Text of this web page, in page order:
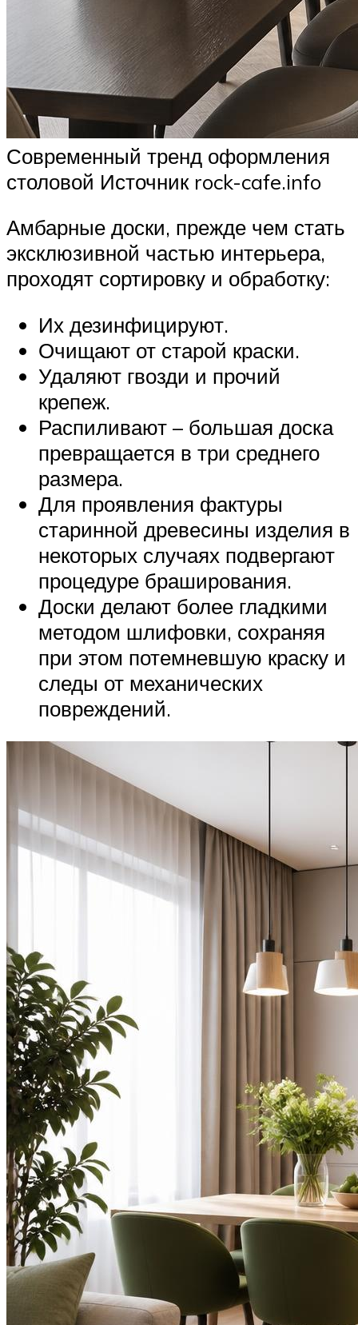
Современный тренд оформления
столовой Источник rock-cafe.info
Амбарные доски, прежде чем стать
эксклюзивной частью интерьера,
проходят сортировку и обработку:
Их дезинфицируют.
Очищают от старой краски.
Удаляют гвозди и прочий
крепеж.
Распиливают – большая доска
превращается в три среднего
размера.
Для проявления фактуры
старинной древесины изделия в
некоторых случаях подвергают
процедуре браширования.
Доски делают более гладкими
методом шлифовки, сохраняя
при этом потемневшую краску и
следы от механических
повреждений.